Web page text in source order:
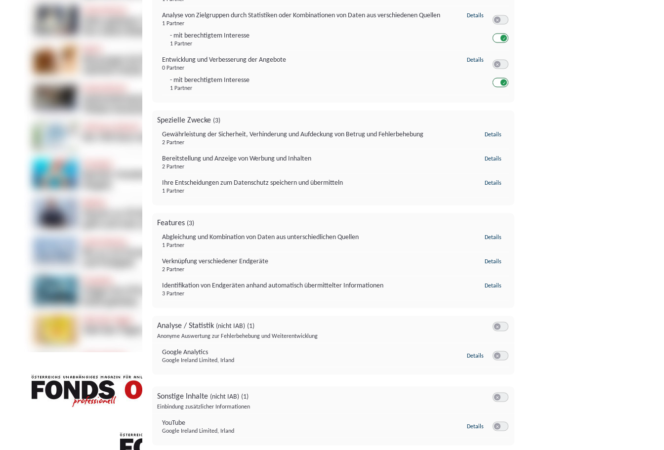
FONDS professionell
Analyse von Zielgruppen durch Statistiken oder Kombinationen von Daten aus verschiedenen Quellen
1 Partner
- mit berechtigtem Interesse
1 Partner
Details zu Analyse von Zielgruppen durch Statistiken oder Kombinationen von
Entwicklung und Verbesserung der Angebote
0 Partner
- mit berechtigtem Interesse
1 Partner
Details zu Entwicklung und Verbesserung der Angebote
Spezielle Zwecke (3)
Gewährleistung der Sicherheit, Verhinderung und Aufdeckung von Betrug und Fehlerbehebung
2 Partner
Details
Bereitstellung und Anzeige von Werbung und Inhalten
2 Partner
Details
Ihre Entscheidungen zum Datenschutz speichern und übermitteln
1 Partner
Details
Features (3)
Abgleichung und Kombination von Daten aus unterschiedlichen Quellen
1 Partner
Details
Verknüpfung verschiedener Endgeräte
2 Partner
Details
Identifikation von Endgeräten anhand automatisch übermittelter Informationen
3 Partner
Details
Analyse / Statistik (nicht IAB) (1)
Anonyme Auswertung zur Fehlerbehebung und Weiterentwicklung
Google Analytics
Google Ireland Limited, Irland
Details zu Google Analytics
Sonstige Inhalte (nicht IAB) (1)
Einbindung zusätzlicher Informationen
YouTube
Google Ireland Limited, Irland
Details zu YouTube